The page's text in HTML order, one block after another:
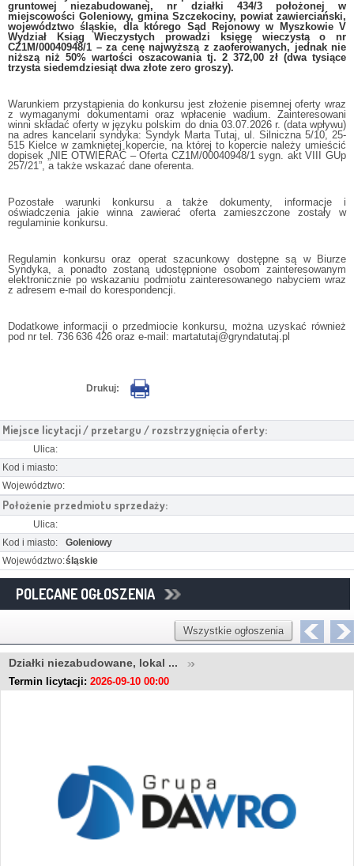
gruntowej niezabudowanej, nr działki 434/3 położonej w
miejscowości Goleniowy, gmina Szczekociny, powiat zawierciański,
województwo śląskie, dla którego Sąd Rejonowy w Myszkowie V
Wydział Ksiąg Wieczystych prowadzi księgę wieczystą o nr
CZ1M/00040948/1 – za cenę najwyższą z zaoferowanych, jednak nie
niższą niż 50% wartości oszacowania tj. 2 372,00 zł (dwa tysiące
trzysta siedemdziesiąt dwa złote zero groszy).
Warunkiem przystąpienia do konkursu jest złożenie pisemnej oferty wraz
z wymaganymi dokumentami oraz wpłacenie wadium. Zainteresowani
winni składać oferty w języku polskim do dnia 03.07.2026 r. (data wpływu)
na adres kancelarii syndyka: Syndyk Marta Tutaj, ul. Silniczna 5/10, 25-
515 Kielce w zamkniętej kopercie, na której to kopercie należy umieścić
dopisek „NIE OTWIERAĆ – Oferta CZ1M/00040948/1 sygn. akt VIII GUp
257/21”, a także wskazać dane oferenta.
Pozostałe warunki konkursu a także dokumenty, informacje i
oświadczenia jakie winna zawierać oferta zamieszczone zostały w
regulaminie konkursu.
Regulamin konkursu oraz operat szacunkowy dostępne są w Biurze
Syndyka, a ponadto zostaną udostępnione osobom zainteresowanym
elektronicznie po wskazaniu podmiotu zainteresowanego nabyciem wraz
z adresem e-mail do korespondencji.
Dodatkowe informacji o przedmiocie konkursu, można uzyskać również
pod nr tel. 736 636 426 oraz e-mail: martatutaj@gryndatutaj.pl
Drukuj:
Miejsce licytacji / przetargu / rozstrzygnięcia oferty:
Ulica:
Kod i miasto:
Województwo:
Położenie przedmiotu sprzedaży:
Ulica:
Kod i miasto:
Goleniowy
Województwo:śląskie
POLECANE OGŁOSZENIA
Wszystkie ogłoszenia
Działki niezabudowane, lokal ...
Termin licytacji: 2026-09-10 00:00